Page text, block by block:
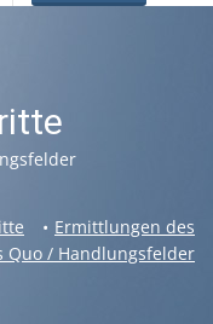
Ermittlungen des
Quo / Handlungsfelder